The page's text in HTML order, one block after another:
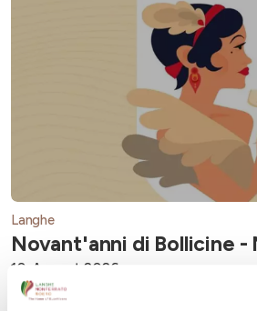
Langhe
Novant'anni di Bollicine -
10. August 2026
+39 340 2381671